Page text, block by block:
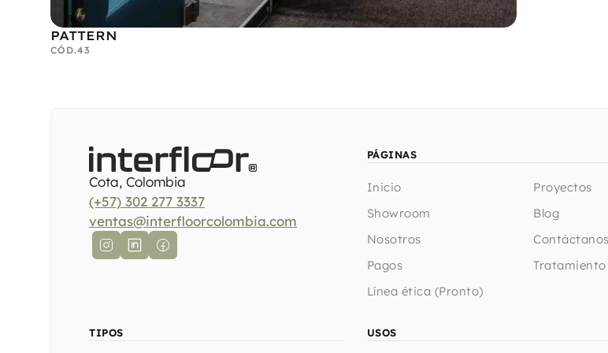
PATTERN
CÓD.43
Cota, Colombia
(+57) 302 277 3337
ventas@interfloorcolombia.com
PÁGINAS
Inicio
Proyectos
Showroom
Blog
Nosotros
Contáctanos
Pagos
Línea ética (Pronto)
TIPOS USOS